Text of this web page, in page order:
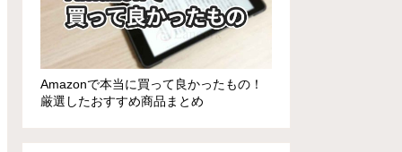
Amazonで本当に買って良かったもの！
厳選したおすすめ商品まとめ